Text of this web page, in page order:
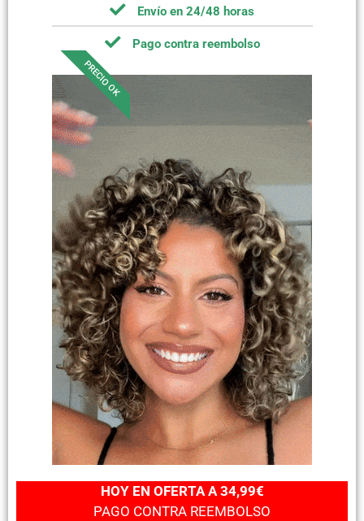
Envío en 24/48 horas
Pago contra reembolso
PRECIO OK
HOY EN OFERTA A 34,99€
PAGO CONTRA REEMBOLSO